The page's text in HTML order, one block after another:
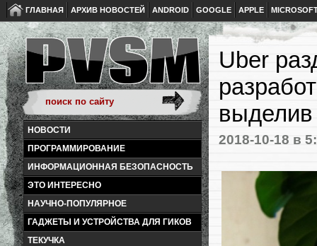
ГЛАВНАЯ АРХИВ НОВОСТЕЙ ANDROID GOOGLE APPLE
НОВОСТИ
ПРОГРАММИРОВАНИЕ
ИНФОРМАЦИОННАЯ БЕЗОПАСНОСТЬ
ЭТО ИНТЕРЕСНО
НАУЧНО-ПОПУЛЯРНОЕ
ГАДЖЕТЫ И УСТРОЙСТВА ДЛЯ ГИКОВ
ТЕКУЧКА
Uber
выделив
2018-10-18 в